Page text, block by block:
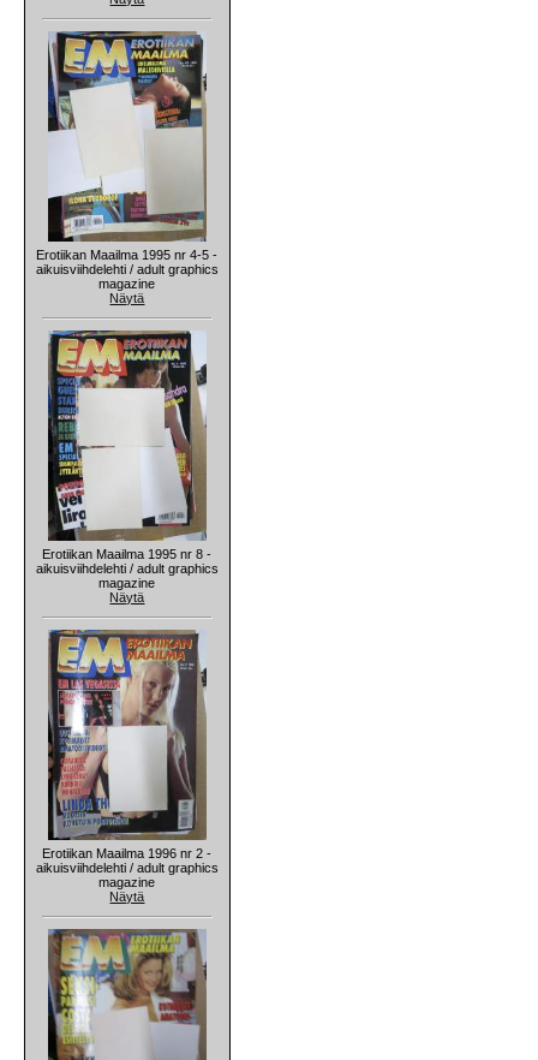
Erotiikan Maailma 1995 nr 4-5 -
aikuisviihdelehti / adult graphics
magazine
Näytä
Erotiikan Maailma 1995 nr 8 -
aikuisviihdelehti / adult graphics
magazine
Näytä
Erotiikan Maailma 1996 nr 2 -
aikuisviihdelehti / adult graphics
magazine
Näytä